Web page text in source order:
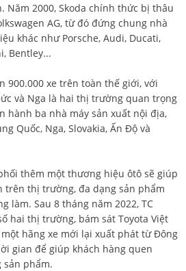
Năm 2000, Skoda chính thức bị thâu
AG, từ đó đứng chung nhà
khác như Porsche, Audi, Ducati,
Bentley...
900.000 xe trên toàn thế giới, với
và Nga là hai thị trường quan trọng
hành ba nhà máy sản xuất nội địa,
Quốc, Nga, Slovakia, Ấn Độ và
thêm một thương hiệu ôtô sẽ giúp
trên thị trường, đa dạng sản phẩm
làm. Sau 8 tháng năm 2022, TC
hai thị trường, bám sát Toyota Việt
một hãng xe mới lại xuất phát từ Đông
gian để giúp khách hàng quen
phẩm.